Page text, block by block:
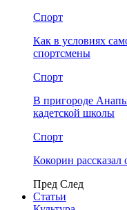
Спорт
Как в условиях
спортсмены
Спорт
В пригороде
кадетской школы
Спорт
Кокорин
Пред След
Статьи